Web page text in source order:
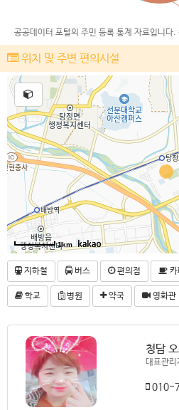
공공데이터 포털의 주민 등록 통계 자료입니다
위치 및 주변 편의시설
1km
지하철 버스 편의점 카
학교 병원 약국 영화관
청담
대표관리
010-